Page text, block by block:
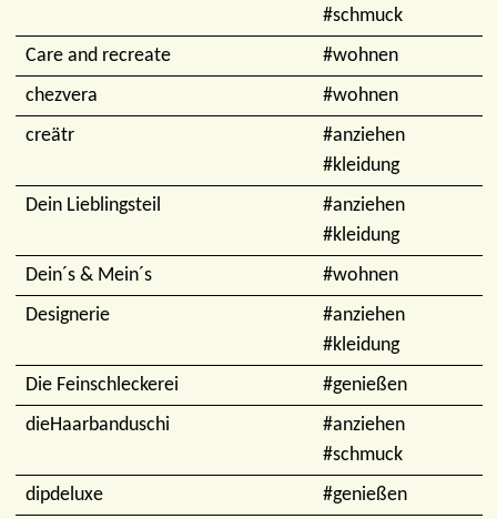
#schmuck
Care and recreate
#wohnen
chezvera
#wohnen
creätr
#anziehen
#kleidung
Dein Lieblingsteil
#anziehen
#kleidung
Dein´s & Mein´s
#wohnen
Designerie
#anziehen
#kleidung
Die Feinschleckerei
#genießen
dieHaarbanduschi
#anziehen
#schmuck
dipdeluxe
#genießen